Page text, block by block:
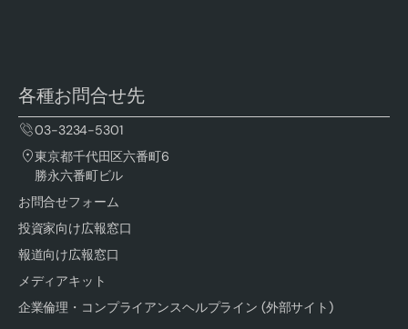
各種お問合せ先
03-3234-5301
東京都千代田区六番町6
勝永六番町ビル
お問合せフォーム
投資家向け広報窓口
報道向け広報窓口
メディアキット
企業倫理・コンプライアンスヘルプライン (外部サイト)